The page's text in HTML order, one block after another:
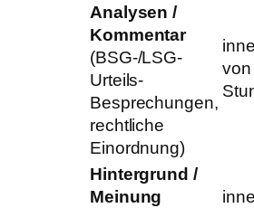
Analysen /
Kommentar
(BSG-/LSG-
Urteils-
Besprechungen,
rechtliche
Einordnung)
Hintergrund /
Meinung